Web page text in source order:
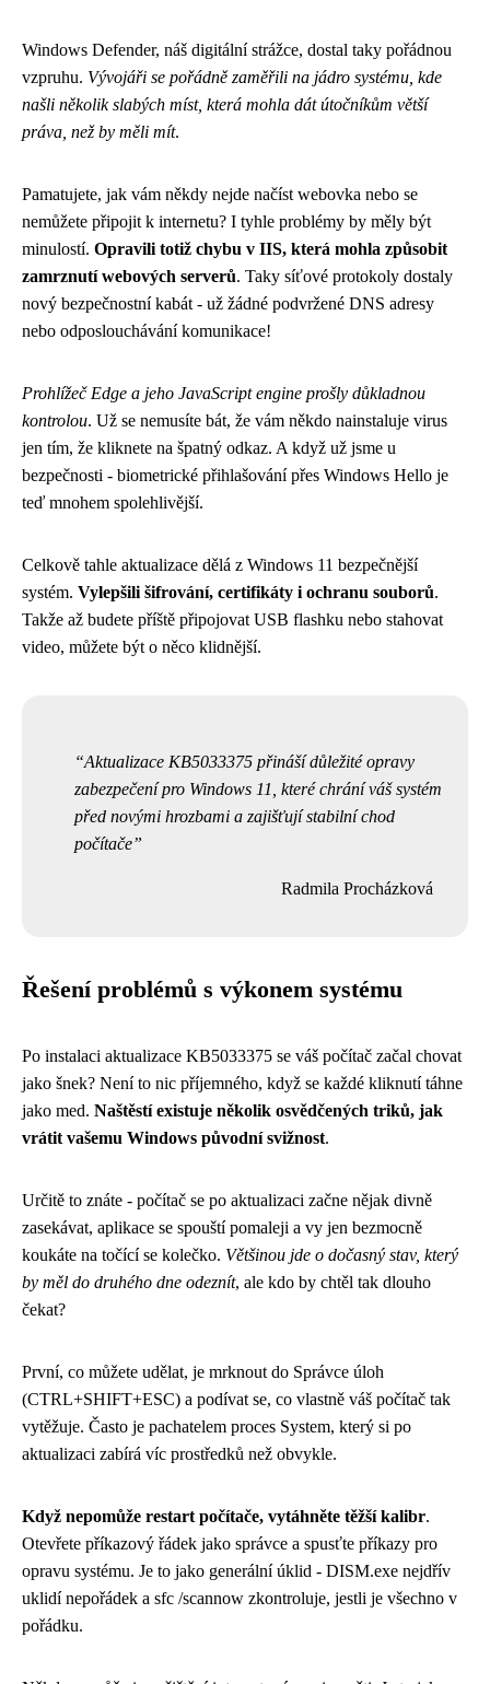
Windows Defender, náš digitální strážce, dostal taky pořádnou
vzpruhu. Vývojáři se pořádně zaměřili na jádro systému, kde
našli několik slabých míst, která mohla dát útočníkům větší
práva, než by měli mít.
Pamatujete, jak vám někdy nejde načíst webovka nebo se
nemůžete připojit k internetu? I tyhle problémy by měly být
minulostí. Opravili totiž chybu v IIS, která mohla způsobit
zamrznutí webových serverů. Taky síťové protokoly dostaly
nový bezpečnostní kabát - už žádné podvržené DNS adresy
nebo odposlouchávání komunikace!
Prohlížeč Edge a jeho JavaScript engine prošly důkladnou
kontrolou. Už se nemusíte bát, že vám někdo nainstaluje virus
jen tím, že kliknete na špatný odkaz. A když už jsme u
bezpečnosti - biometrické přihlašování přes Windows Hello je
teď mnohem spolehlivější.
Celkově tahle aktualizace dělá z Windows 11 bezpečnější
systém. Vylepšili šifrování, certifikáty i ochranu souborů.
Takže až budete příště připojovat USB flashku nebo stahovat
video, můžete být o něco klidnější.
Aktualizace KB5033375 přináší důležité opravy
zabezpečení pro Windows 11, které chrání váš systém
před novými hrozbami a zajišťují stabilní chod
počítače
Radmila Procházková
Řešení problémů s výkonem systému
Po instalaci aktualizace KB5033375 se váš počítač začal chovat
jako šnek? Není to nic příjemného, když se každé kliknutí táhne
jako med. Naštěstí existuje několik osvědčených triků, jak
vrátit vašemu Windows původní svižnost.
Určitě to znáte - počítač se po aktualizaci začne nějak divně
zasekávat, aplikace se spouští pomaleji a vy jen bezmocně
koukáte na točící se kolečko. Většinou jde o dočasný stav, který
by měl do druhého dne odeznít, ale kdo by chtěl tak dlouho
čekat?
První, co můžete udělat, je mrknout do Správce úloh
(CTRL+SHIFT+ESC) a podívat se, co vlastně váš počítač tak
vytěžuje. Často je pachatelem proces System, který si po
aktualizaci zabírá víc prostředků než obvykle.
Když nepomůže restart počítače, vytáhněte těžší kalibr.
Otevřete příkazový řádek jako správce a spusťte příkazy pro
opravu systému. Je to jako generální úklid - DISM.exe nejdřív
uklidí nepořádek a sfc /scannow zkontroluje, jestli je všechno v
pořádku.